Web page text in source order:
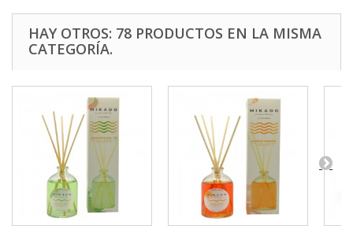
HAY OTROS: 78 PRODUCTOS EN LA MISMA
CATEGORÍA.